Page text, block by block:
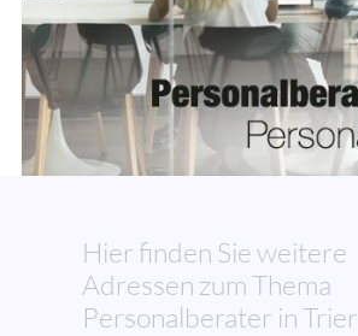
Hier finden Sie weitere
Adressen zum Thema
Personalberater in Trier